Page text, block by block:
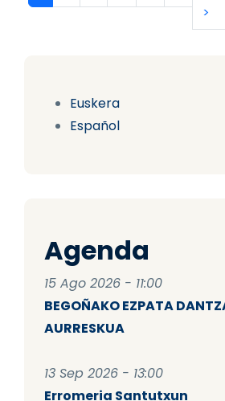
Euskera
Español
Agenda
15 Ago 2026 - 11:00
BEGOÑAKO EZPATA
AURRESKUA
13 Sep 2026 - 13:00
Erromeria Santutxun
>